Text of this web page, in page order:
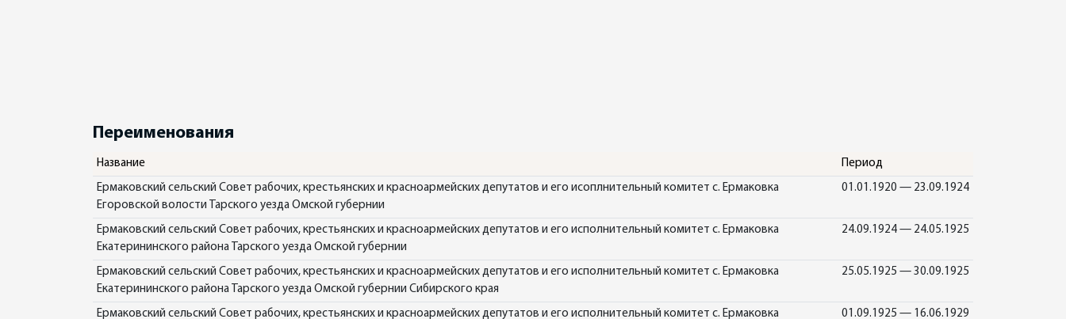
Переименования
Название Период
Ермаковский сельский Совет рабочих, крестьянских и красноармейских депутатов и его исоплнительный комитет с. Ермаковка
Егоровской волости Тарского уезда Омской губернии
01.01.1920 — 23.09.1924
Ермаковский сельский Совет рабочих, крестьянских и красноармейских депутатов и его исполнительный комитет с. Ермаковка
Екатерининского района Тарского уезда Омской губернии
24.09.1924 — 24.05.1925
Ермаковский сельский Совет рабочих, крестьянских и красноармейских депутатов и его исполнительный комитет с. Ермаковка
Екатерининского района Тарского уезда Омской губернии Сибирского края
25.05.1925 — 30.09.1925
Ермаковский сельский Совет рабочих, крестьянских и красноармейских депутатов и его исполнительный комитет с. Ермаковка
01.09.1925 — 16.06.1929